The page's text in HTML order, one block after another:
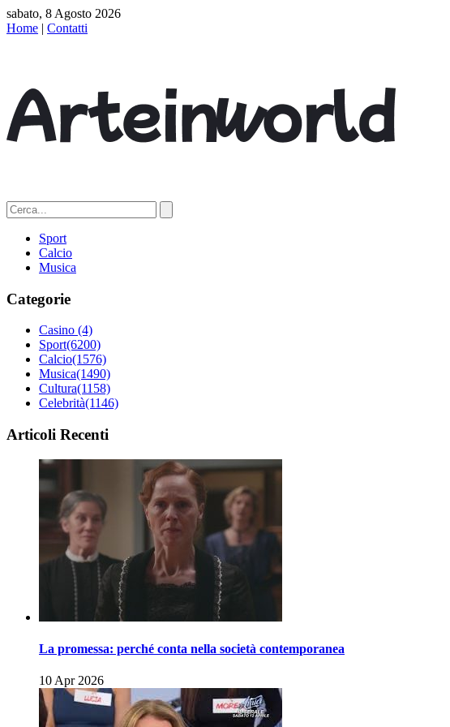
sabato, 8 Agosto 2026
Home | Contatti
Sport
Calcio
Musica
Categorie
Casino (4)
Sport(6200)
Calcio(1576)
Musica(1490)
Cultura(1158)
Celebrità(1146)
Articoli Recenti
La promessa: perché conta nella società contemporanea
10 Apr 2026